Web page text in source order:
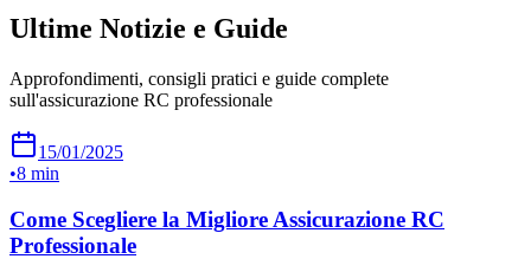
Ultime Notizie e Guide
Approfondimenti, consigli pratici e guide complete
sull'assicurazione RC professionale
15/01/2025
•8 min
Come Scegliere la Migliore Assicurazione RC
Professionale